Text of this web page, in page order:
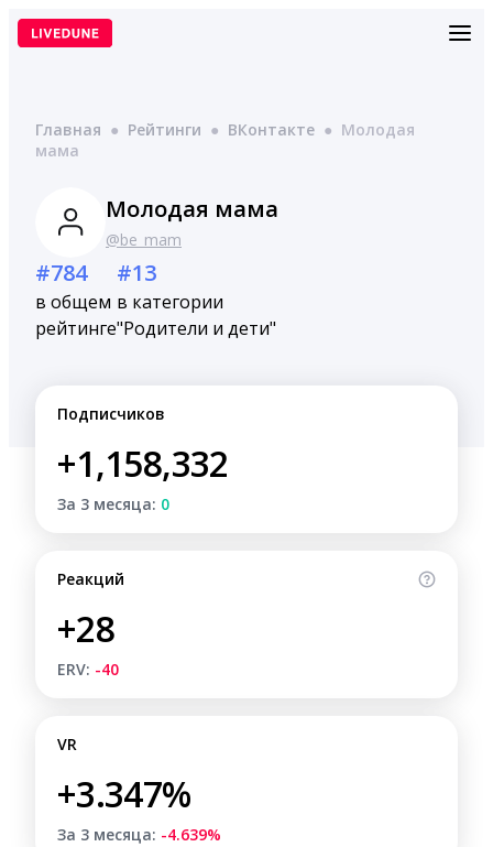
Перейти
Главная ● Рейтинги ● ВКонтакте ● Молодая
мама
Молодая мама
@be_mam
#784
в общем
рейтинге
#13
в категории
"Родители и дети"
Подписчиков
+1,158,332
За 3 месяца: 0
Реакций
+28
ERV: -40
VR
+3.347%
За 3 месяца: -4.639%